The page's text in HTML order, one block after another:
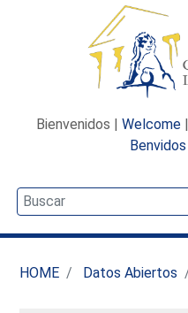
Bienvenidos | Welcome |
Benvidos
HOME Datos Abiertos